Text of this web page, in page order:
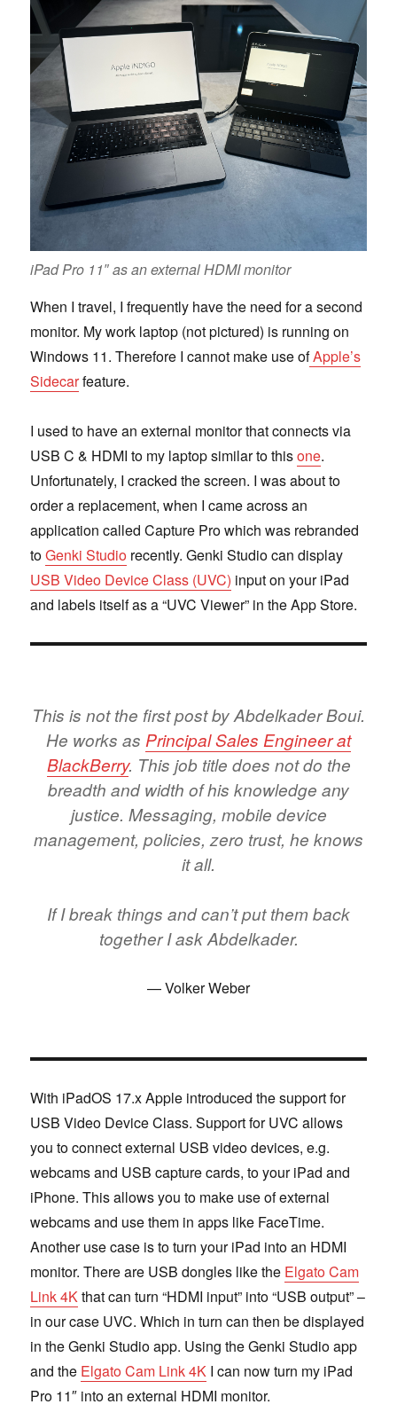
iPad Pro 11″ as an external HDMI monitor
When I travel, I frequently have the need for a second
monitor. My work laptop (not pictured) is running on
Windows 11. Therefore I cannot make use ofApple’s
Sidecarfeature.
I used to have an external monitor that connects via
USB C & HDMI to my laptop similar to thisone.
Unfortunately, I cracked the screen. I was about to
order a replacement, when I came across an
application called Capture Pro which was rebranded
toGenki Studio recently. Genki Studio can display
USB Video Device Class (UVC) input on your iPad
and labels itself as a “UVC Viewer” in the App Store.
This is not the first post by Abdelkader Boui.
He works as Principal Sales Engineer at
BlackBerry. This job title does not do the
breadth and width of his knowledge any
justice. Messaging, mobile device
management, policies, zero trust, he knows
it all.
If I break things and can’t put them back
together I ask Abdelkader.
Volker Weber
With iPadOS 17.x Apple introduced the support for
USB Video Device Class. Support for UVC allows
you to connect external USB video devices, e.g.
webcams and USB capture cards, to your iPad and
iPhone. This allows you to make use of external
webcams and use them in apps like FaceTime.
Another use case is to turn your iPad into an HDMI
monitor. There are USB dongles like the Elgato Cam
Link 4Kthat can turn “HDMI input” into “USB output” –
in our case UVC. Which in turn can then be displayed
in the Genki Studio app. Using the Genki Studio app
and the Elgato Cam Link 4K I can now turn my iPad
Pro 11″ into an external HDMI monitor.